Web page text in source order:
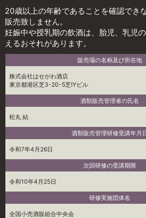
20歳以上の年齢であることを確認でき
販売致しません。
妊娠中や授乳期の飲酒は、胎児、乳児
えるおそれがあります。
販売場の名称及び所在地
株式会社はせがわ酒店
東京都港区芝3-20-5芝IYビル
酒類販売管理者の氏名
松丸 結
酒類販売管理研修受講年月
令和7年4月26日
次回研修の受講期限
令和10年4月25日
研修実施団体名
全国小売酒販組合中央会